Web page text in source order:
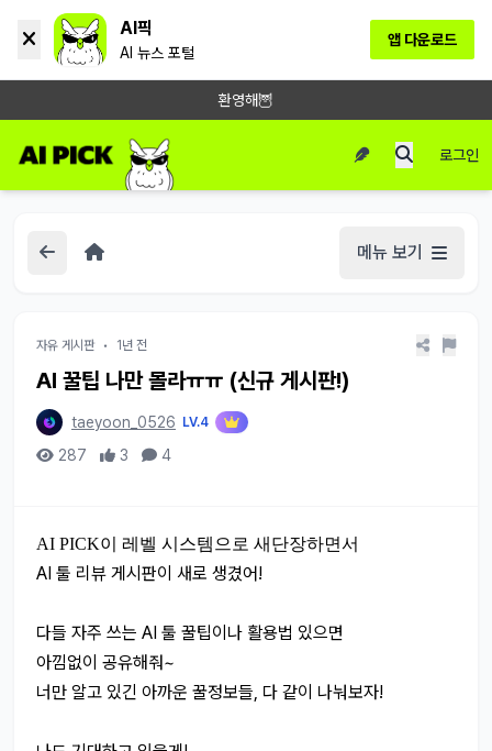
AI픽
AI 뉴스 포털
앱 다운로드
환영해🦉
로그인
메뉴 보기
자유 게시판 • 1년 전
AI 꿀팁 나만 몰라ㅠㅠ (신규 게시판!)
taeyoon_0526 LV.4
287 3 4
AI PICK이 레벨 시스템으로 새단장하면서
AI 툴 리뷰 게시판이 새로 생겼어!
다들 자주 쓰는 AI 툴 꿀팁이나 활용법 있으면
아낌없이 공유해줘~
너만 알고 있긴 아까운 꿀정보들, 다 같이 나눠보자!